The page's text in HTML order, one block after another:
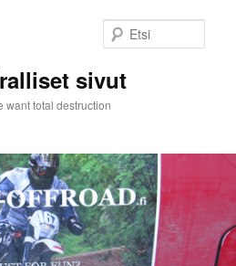
sivut
want total destruction